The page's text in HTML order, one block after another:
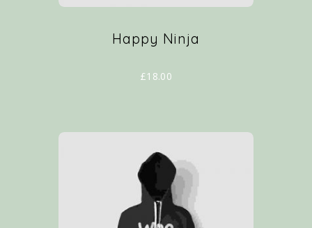
Happy Ninja
£18.00